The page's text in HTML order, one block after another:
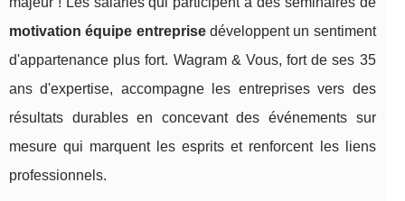
motivation équipe entreprisedéveloppent un sentiment
d'appartenance plus fort. Wagram & Vous, fort de ses 35
ans d'expertise, accompagne les entreprises vers des
résultats durables en concevant des événements sur
mesure qui marquent les esprits et renforcent les liens
professionnels.